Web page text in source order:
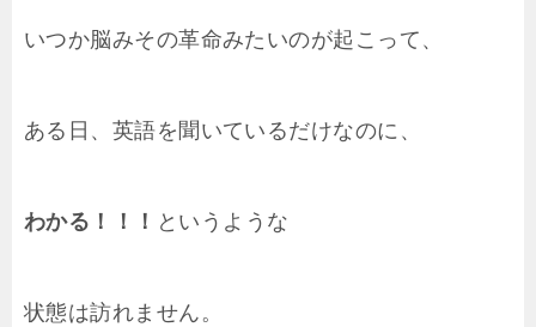
いつか脳みその革命みたいのが起こって、
ある日、英語を聞いているだけなのに、
わかる！！！ というような
状態は訪れません。